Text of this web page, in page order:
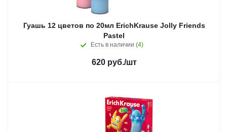
Гуашь 12 цветов по 20мл ErichKrause Jolly Friends
Pastel
Есть в наличии (4)
620руб./шт